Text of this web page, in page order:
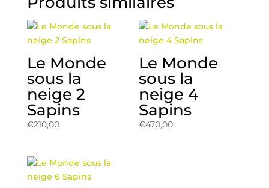
Le Monde
sous la
neige 2
Sapins
€210,00
Le Monde
sous la
neige 4
Sapins
€470,00